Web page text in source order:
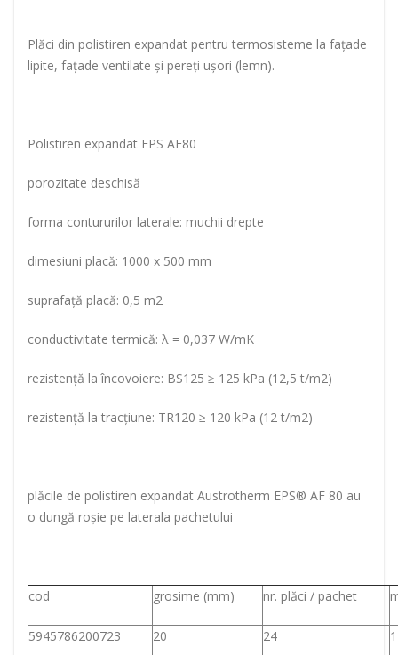
Plăci din polistiren expandat pentru termosisteme la faţade
lipite, faţade ventilate şi pereţi uşori (lemn).
Polistiren expandat EPS AF80
porozitate deschisă
forma contururilor laterale: muchii drepte
dimesiuni placă: 1000 x 500 mm
suprafaţă placă: 0,5 m2
conductivitate termică: λ = 0,037 W/mK
rezistenţă la încovoiere: BS125 ≥ 125 kPa (12,5 t/m2)
rezistenţă la tracţiune: TR120 ≥ 120 kPa (12 t/m2)
plăcile de polistiren expandat Austrotherm EPS® AF 80 au
o dungă roşie pe laterala pachetului
cod grosime (mm) nr. plăci / pachet
5945786200723 20 24